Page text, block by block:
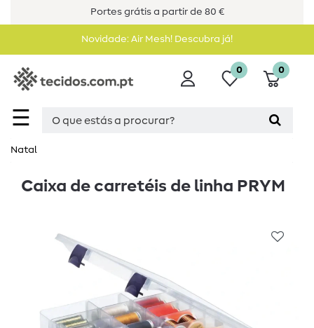
Portes grátis a partir de 80 €
Novidade: Air Mesh! Descubra já!
☰
0 0
Natal
Caixa de carretéis de linha PRYM